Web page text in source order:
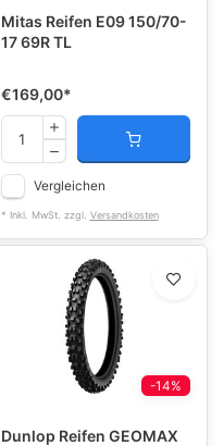
Mitas Reifen E09 150/70-
17 69R TL
€169,00*
Vergleichen
* Inkl. MwSt. zzgl. Versandkosten
-14%
Dunlop Reifen GEOMAX